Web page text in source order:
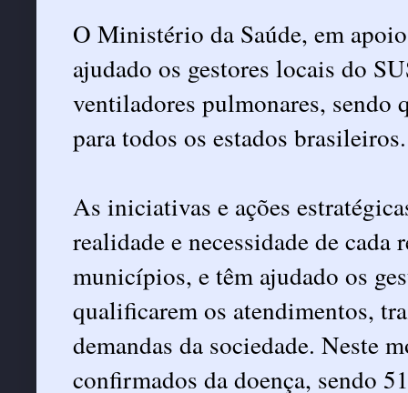
O Ministério da Saúde, em
ajudado os gestores locais do
ventiladores pulmonares, sendo
para todos os estados brasileiros.
As iniciativas e ações
realidade e necessidade de
municípios, e têm ajudado os
qualificarem os atendimentos,
demandas da sociedade. Neste
confirmados da doença, sendo